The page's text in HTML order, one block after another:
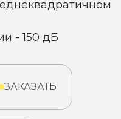
- 150 дБ
ЗАКАЗАТЬ